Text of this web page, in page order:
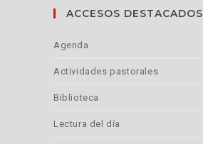
ACCESOS DESTACADOS
Agenda
Actividades pastorales
Biblioteca
Lectura del día